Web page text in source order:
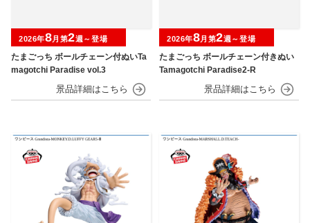
たまごっち ボールチェーン付ぬいTa
magotchi Paradise vol.3
2026年8月第2週～登場
たまごっち ボールチェーン付きぬい
Tamagotchi Paradise2-R
2026年8月第2週～登場